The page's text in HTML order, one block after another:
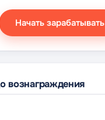
Начать зарабатывать
вознаграждения